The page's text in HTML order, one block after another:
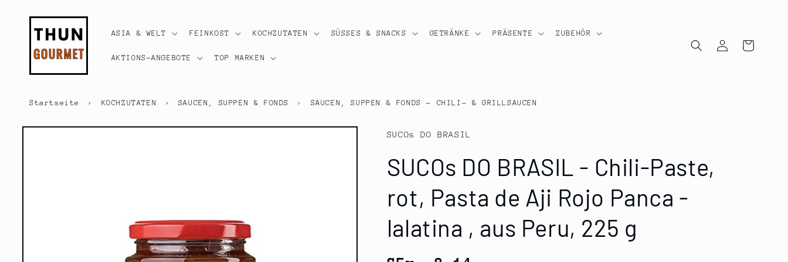
ASIA & WELT FEINKOST KOCHZUTATEN SÜSSES & SNACKS GETRÄNKE PRÄSENTE ZUBEHÖR
AKTIONS-ANGEBOTE TOP MARKEN
EinloggenWarenkorb
Startseite › KOCHZUTATEN › SAUCEN, SUPPEN & FONDS › SAUCEN, SUPPEN & FONDS - CHILI- & GRILLSAUCEN
SUCOs DO BRASIL
SUCOs DO BRASIL - Chili-Paste,
rot, Pasta de Aji Rojo Panca -
lalatina , aus Peru, 225 g
Normaler